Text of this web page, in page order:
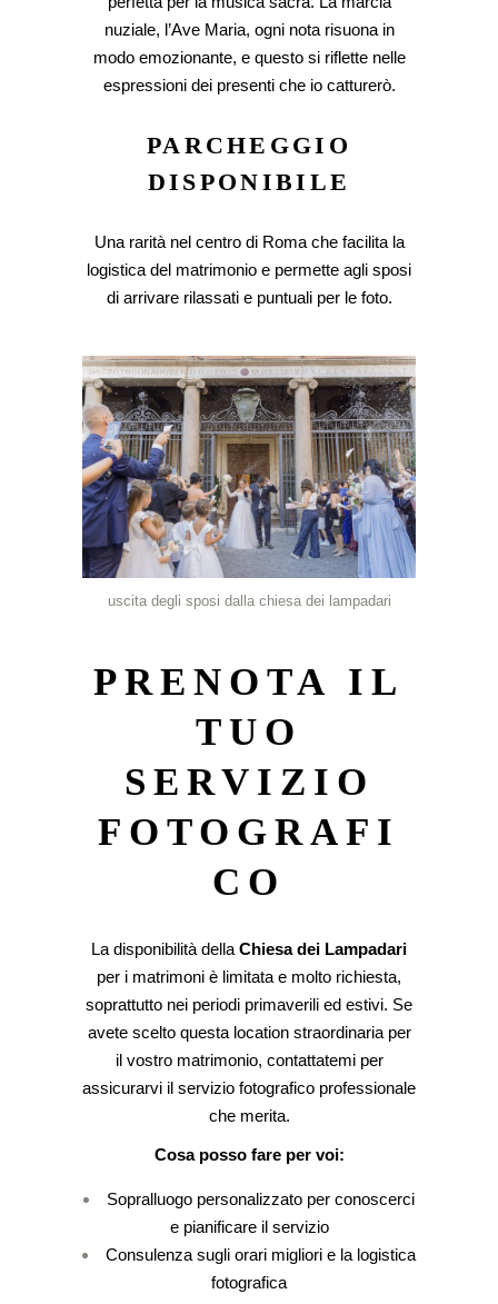
nuziale, l’Ave Maria, ogni nota risuona in
modo emozionante, e questo si riflette nelle
espressioni dei presenti che io catturerò.
PARCHEGGIO
DISPONIBILE
Una rarità nel centro di Roma che facilita la
logistica del matrimonio e permette agli sposi
di arrivare rilassati e puntuali per le foto.
uscita degli sposi dalla chiesa dei lampadari
PRENOTA IL
TUO
SERVIZIO
FOTOGRAFI
CO
La disponibilità della Chiesa dei Lampadari
per i matrimoni è limitata e molto richiesta,
soprattutto nei periodi primaverili ed estivi. Se
avete scelto questa location straordinaria per
il vostro matrimonio, contattatemi per
assicurarvi il servizio fotografico professionale
che merita.
Cosa posso fare per voi:
Sopralluogo personalizzato per conoscerci
e pianificare il servizio
Consulenza sugli orari migliori e la logistica
fotografica